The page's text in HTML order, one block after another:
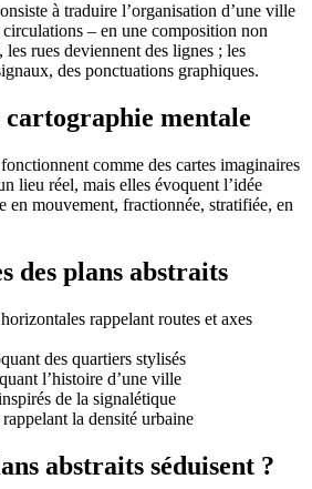
à traduire l’organisation d’une ville
circulations – en une composition non
rues deviennent des lignes ; les
des ponctuations graphiques.
mentale
comme des cartes imaginaires
lieu réel, mais elles évoquent l’idée
en mouvement, fractionnée, stratifiée, en
des plans abstraits
rappelant routes et axes
des quartiers stylisés
l’histoire d’une ville
de la signalétique
la densité urbaine
abstraits séduisent ?